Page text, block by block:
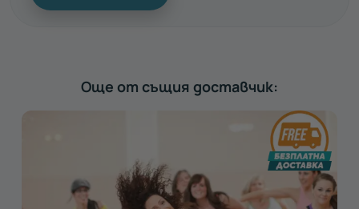
Още от същия доставчик: